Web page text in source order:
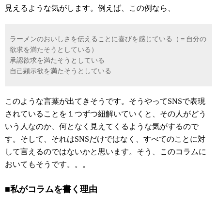
見えるような気がします。例えば、この例なら、
ラーメンのおいしさを伝えることに喜びを感じている（＝自分の
欲求を満たそうとしている）
承認欲求を満たそうとしている
自己顕示欲を満たそうとしている
このような言葉が出てきそうです。そうやってSNSで表現
されていることを１つずつ紐解いていくと、その人がどう
いう人なのか、何となく見えてくるような気がするので
す。そして、それはSNSだけではなく、すべてのことに対
して言えるのではないかと思います。そう、このコラムに
おいてもそうです。。。
■私がコラムを書く理由